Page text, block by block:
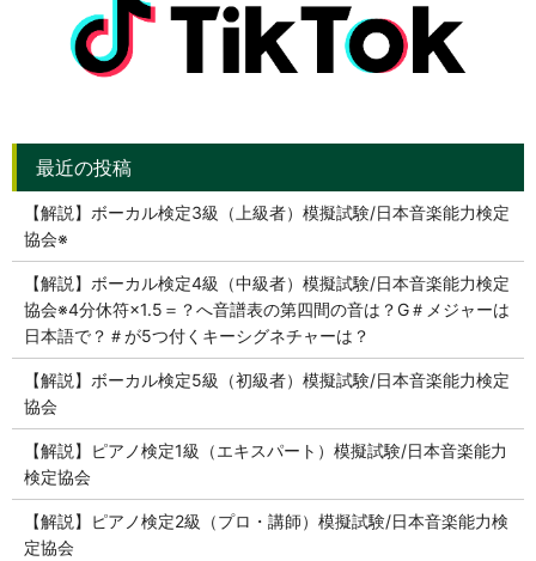
【解説】ボーカル検定3級（上級者）模擬試験/日本音楽能力検定
協会※
【解説】ボーカル検定4級（中級者）模擬試験/日本音楽能力検定
協会※4分休符×1.5＝？へ音譜表の第四間の音は？G＃メジャーは
日本語で？＃が5つ付くキーシグネチャーは？
【解説】ボーカル検定5級（初級者）模擬試験/日本音楽能力検定
協会
【解説】ピアノ検定1級（エキスパート）模擬試験/日本音楽能力
検定協会
【解説】ピアノ検定2級（プロ・講師）模擬試験/日本音楽能力検
定協会